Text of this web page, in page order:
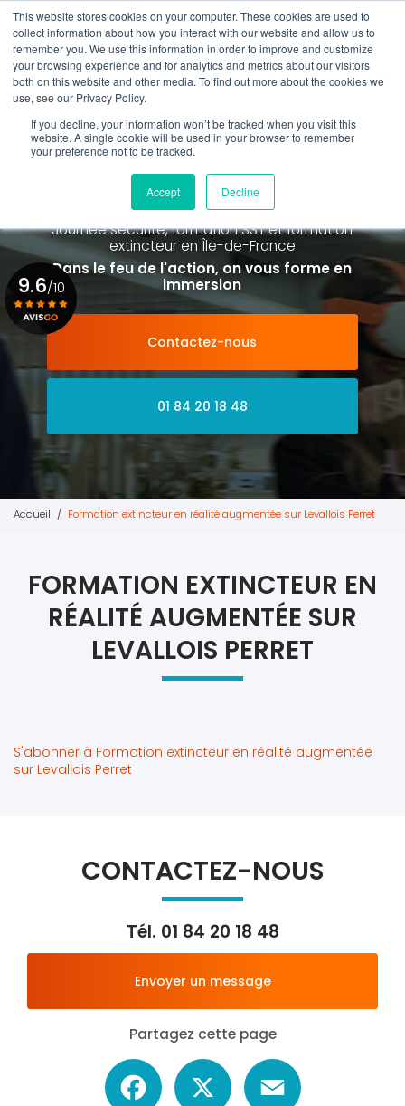
This website stores cookies on your computer. These cookies are used to
collect information about how you interact with our website and allow us to
remember you. We use this information in order to improve and customize
your browsing experience and for analytics and metrics about our visitors
both on this website and other media. To find out more about the cookies we
use, see our Privacy Policy.
If you decline, your information won’t be tracked when you visit this
website. A single cookie will be used in your browser to remember
your preference not to be tracked.
Accept Decline
Aller
au
contenu
principal
01 84 20 18 48
Rappel gratuit
Spécialiste de la formation SST et
de la Formation Incendie
à Paris La Défense depuis 2015
Journée sécurité, formation SST et formation
extincteuren Île-de-France
Dans le feu de l'action, on vous forme en
immersion
Contactez-nous
01 84 20 18 48
9.6/10
Voir le certificat
Accueil Formation extincteur en réalité augmentée sur Levallois Perret
FORMATION EXTINCTEUR EN
RÉALITÉ AUGMENTÉE SUR
LEVALLOIS PERRET
S'abonner à Formation extincteur en réalité augmentée
sur Levallois Perret
CONTACTEZ-NOUS
Tél. 01 84 20 18 48
Envoyer un message
Partagez cette page
Facebook